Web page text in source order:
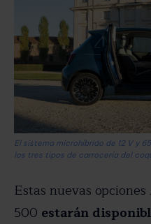
El sistema microhíbrido de 12 V y
los tres tipos de carrocería del
Estas nuevas
500 estarán